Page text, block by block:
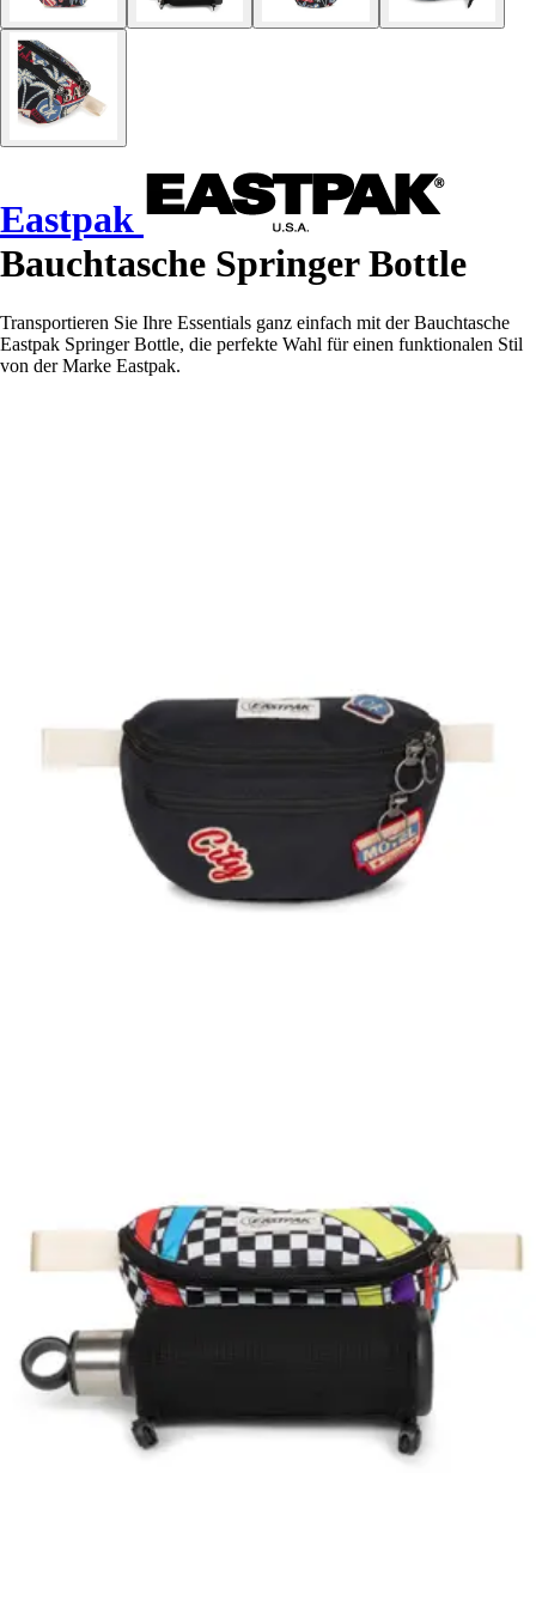
Eastpak
Bauchtasche Springer Bottle
Transportieren Sie Ihre Essentials ganz einfach mit der Bauchtasche
Eastpak Springer Bottle, die perfekte Wahl für einen funktionalen Stil
von der Marke Eastpak.